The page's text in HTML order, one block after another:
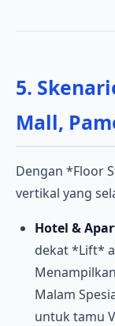
5.
Mall,
Dengan *Floor
vertikal yang
Hotel &
dekat *Lift*
Malam
untuk tamu